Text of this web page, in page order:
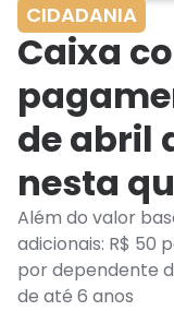
CIDADANIA
Caixa
de abril
nesta
Além do valor
adicionais: R$ 50
por dependente
de até 6 anos